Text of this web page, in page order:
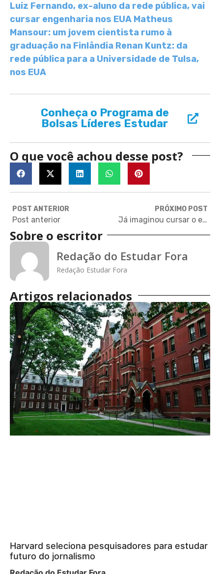
Luiz Fernando, ex-aluno da rede pública, vai
cursar engenharia nos EUA Matheus
Mansour: um jovem cientista rumo à
graduação na Finlândia Renan Kuntz: da
rede pública para a Universidade de Tulsa,
nos EUA
Conheça o Programa de
Bolsas Líderes Estudar
O que você achou desse post?
POST ANTERIOR
Post anterior
PRÓXIMO POST
Já imaginou cursar o ensino médio na Índia, com alunos de vários países?
Sobre o escritor
Redação do Estudar Fora
Redação Estudar Fora
Artigos relacionados
Harvard seleciona pesquisadores para estudar
futuro do jornalismo